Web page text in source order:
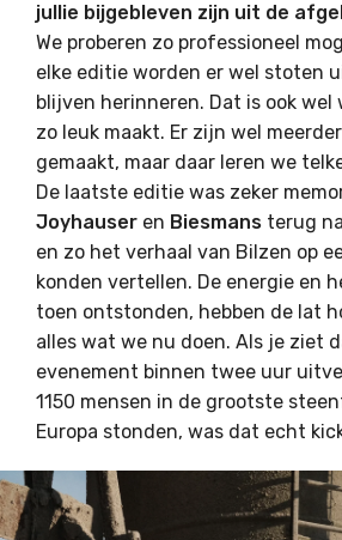
jullie bijgebleven zijn uit de
We proberen zo professioneel
elke editie worden er wel stoten
blijven herinneren. Dat is ook
zo leuk maakt. Er zijn wel
gemaakt, maar daar leren we
De laatste editie was zeker
Joyhauser en Biesmans terug
en zo het verhaal van Bilzen op
konden vertellen. De energie en
toen ontstonden, hebben de lat
alles wat we nu doen. Als je ziet
evenement binnen twee uur
1150 mensen in de grootste
Europa stonden, was dat echt